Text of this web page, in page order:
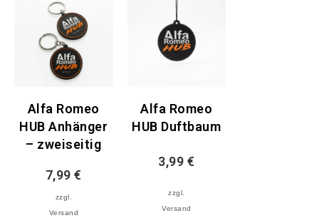
Alfa Romeo
HUB Anhänger
– zweiseitig
7,99€
zzgl.
Versand
Alfa Romeo
HUB Duftbaum
3,99 €
zzgl.
Versand